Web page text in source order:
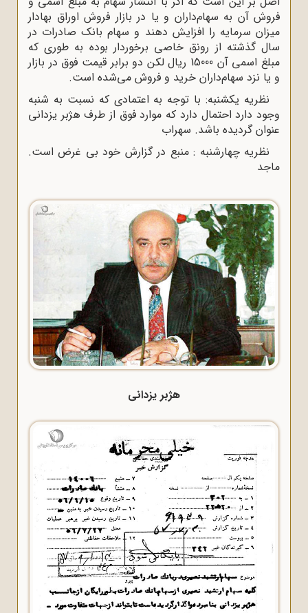
فروش آن به سهام‌داران و یا در بازار فروش اوراق بهادار
میزان سرمایه را افزایش دهند و سهام بانک صادرات در
سال گذشته از رونق خاصى برخوردار بوده به طورى که
مبلغ اسمى آن 15000 ریال لکن دو برابر قیمت فوق در بازار
و یا نزد سهام‌داران خرید و فروش مى‌شده است.
نظریه یکشنبه: با توجه به اعتمادى که نسبت به شنبه
وجود دارد احتمال دارد که موارد فوق از طرف هژبر یزدانى
عنوان گردیده باشد. سهراب
نظریه چهارشنبه : منبع در گزارش خود بى غرض است.
ماجد
هژبر یزدانی